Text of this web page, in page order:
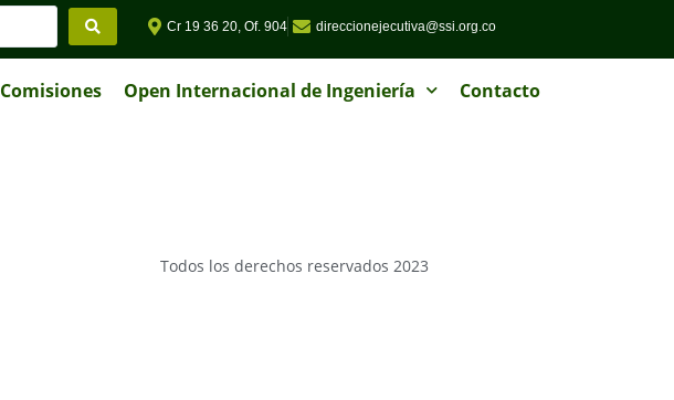
Cr 19 36 20, Of. 904 direccionejecutiva@ssi.org.co
Comisiones Open Internacional de Ingeniería Contacto
Todos los derechos reservados 2023